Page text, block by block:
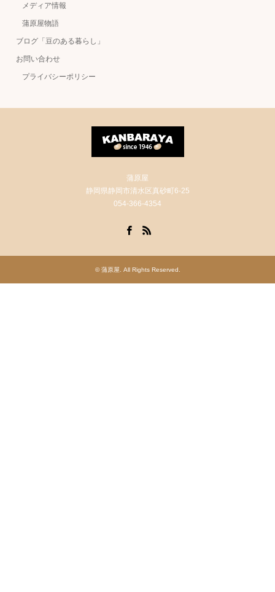
メディア情報
蒲原屋物語
ブログ「豆のある暮らし」
お問い合わせ
プライバシーポリシー
蒲原屋
静岡県静岡市清水区真砂町6-25
054-366-4354
©蒲原屋 . All Rights Reserved.